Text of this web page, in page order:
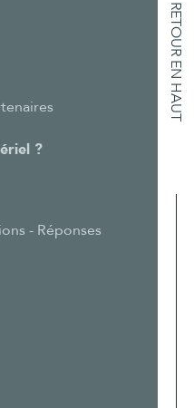
RETOUR EN HAUT
?
- Réponses